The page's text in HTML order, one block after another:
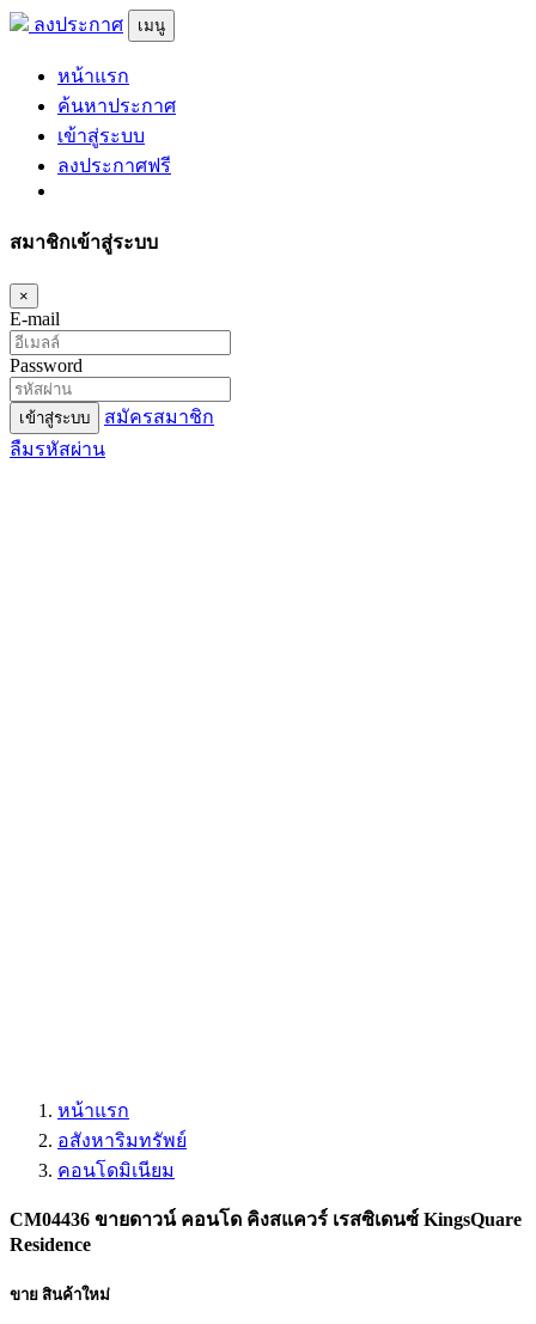
ลงประกาศ เมนู
หน้าแรก
ค้นหาประกาศ
เข้าสู่ระบบ
ลงประกาศฟรี
สมาชิกเข้าสู่ระบบ
×
E-mail
Password
เข้าสู่ระบบ
สมัครสมาชิก
ลืมรหัสผ่าน
หน้าแรก
อสังหาริมทรัพย์
คอนโดมิเนียม
CM04436 ขายดาวน์ คอนโด คิงสแควร์ เรสซิเดนซ์ KingsQuare
Residence
ขาย สินค้าใหม่